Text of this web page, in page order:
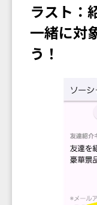
ラスト：
一緒に対
う！